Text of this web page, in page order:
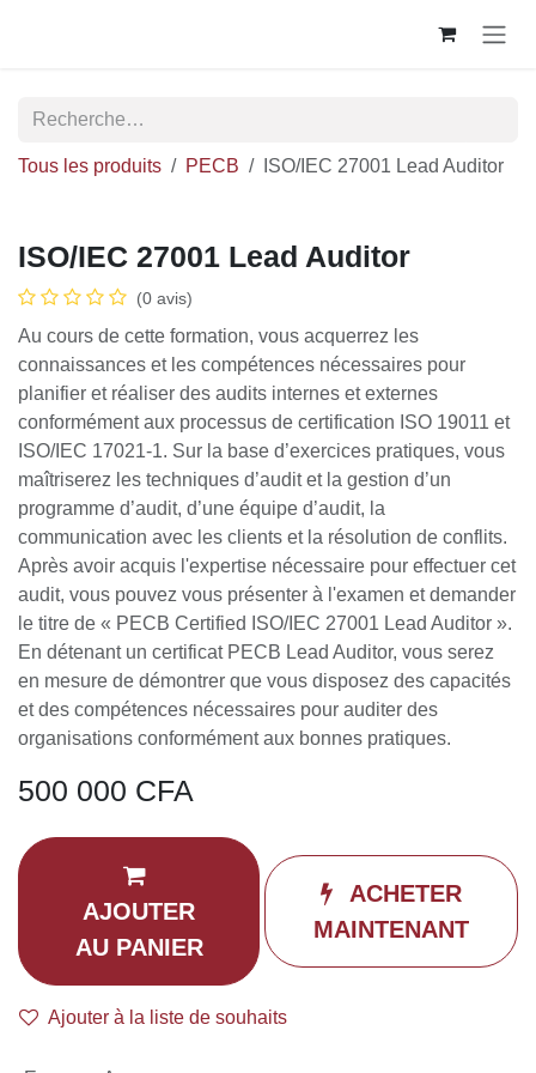
Tous les produits PECB ISO/IEC 27001 Lead Auditor
ISO/IEC 27001 Lead Auditor
(0 avis)
connaissances et les compétences nécessaires pour
planifier et réaliser des audits internes et externes
conformément aux processus de certification ISO 19011 et
ISO/IEC 17021-1. Sur la base d’exercices pratiques, vous
maîtriserez les techniques d’audit et la gestion d’un
programme d’audit, d’une équipe d’audit, la
communication avec les clients et la résolution de conflits.